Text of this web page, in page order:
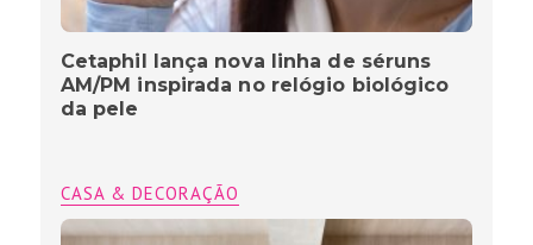
Cetaphil lança nova linha de séruns
AM/PM inspirada no relógio biológico
da pele
CASA & DECORAÇÃO